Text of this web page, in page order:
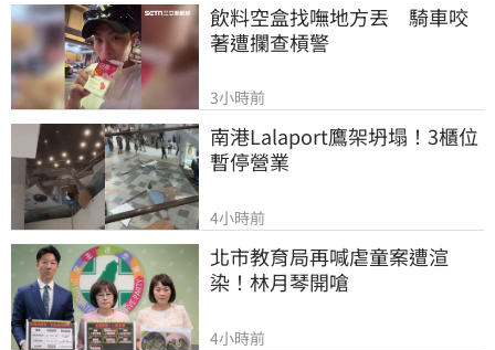
飲料空盒找嘸地方丟　騎車咬
著遭攔查槓警
3小時前
南港Lalaport鷹架坍塌！3櫃位
暫停營業
4小時前
北市教育局再喊虐童案遭渲
染！林月琴開嗆
4小時前